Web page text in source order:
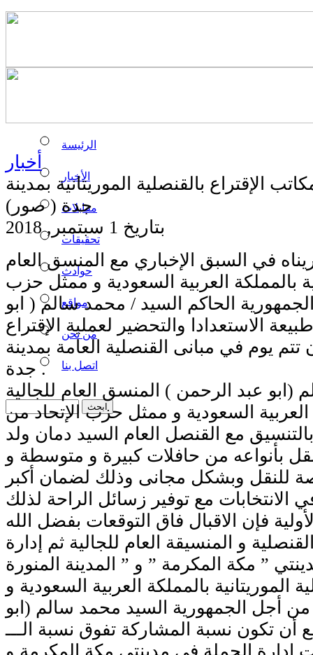
الرئيسة
الأخبار
مقابلات
تحقيقات
حوادث
مواقع
من نحن
اتصل بنا
أخبار
الإقتراع بالقنصلية الموريتانية بمدينة
جدة ( صور)
بتاريخ 1 سبتمبر, 2018
في السبق الإخباري مع المنسق العام
بالمملكة العربية السعودية و ممثل حزب
الحاكم السيد / محمد سالم ( ابو
الاستعدادا والتحضير لعملية الإقتراع
تتم يوم في مبانى القنصلية العامة بمدينة
جدة .
(ابو عبد الرحمن ) المنسق العام للجالية
العربية السعودية و ممثل حزب الإتحاد من
مع القنصل العام السيد دمان ولد
بأنواعه من حافلات كبيرة و متوسطة و
للنقل وبشكل مجانى وذلك لضمان أكبر
فإن الاقبال فاق التوقعات بفضل الله
و المنسيقة العام للجالية ثم إدارة
الموريتانية بالمملكة العربية السعودية و
أجل الجمهورية السيد محمد سالم (ابو
أن تكون نسبة المشاركة تفوق نسبة الـــ